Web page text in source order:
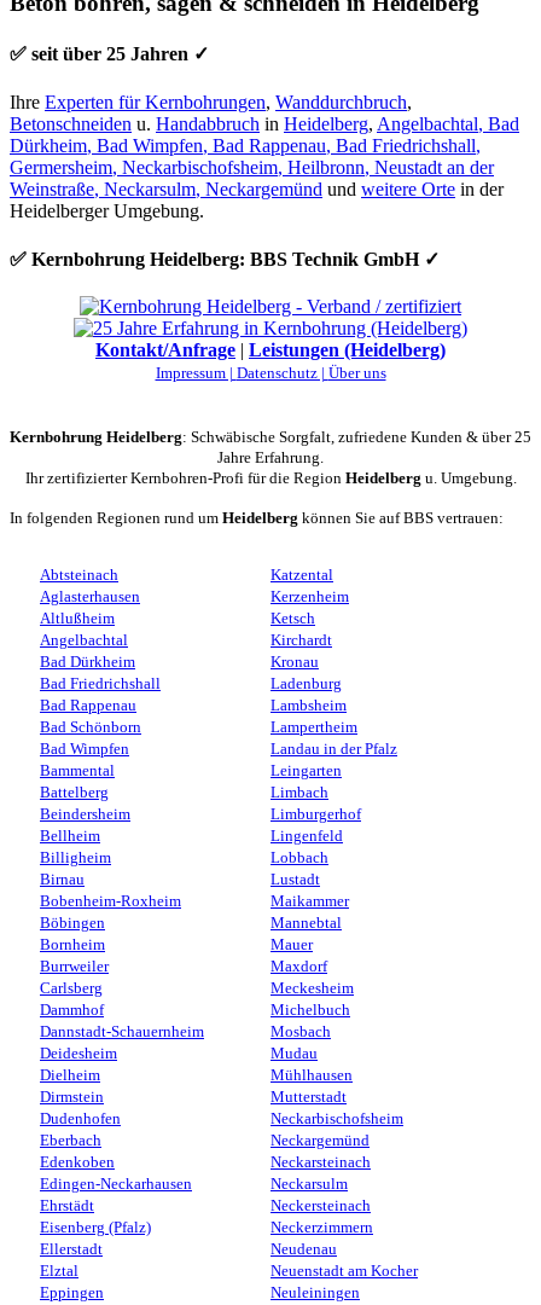
✅ seit über 25 Jahren ✓
Ihre Experten für Kernbohrungen, Wanddurchbruch,
Betonschneiden u. Handabbruch in Heidelberg, Angelbachtal, Bad
Dürkheim, Bad Wimpfen, Bad Rappenau, Bad Friedrichshall,
Germersheim, Neckarbischofsheim, Heilbronn, Neustadt an der
Weinstraße, Neckarsulm, Neckargemünd und weitere Orte in der
Heidelberger Umgebung.
✅ Kernbohrung Heidelberg: BBS Technik GmbH ✓
Kontakt/Anfrage | Leistungen (Heidelberg)
Impressum | Datenschutz | Über uns
Kernbohrung Heidelberg: Schwäbische Sorgfalt, zufriedene Kunden & über 25
Jahre Erfahrung.
Ihr zertifizierter Kernbohren-Profi für die Region Heidelberg u. Umgebung.
In folgenden Regionen rund um Heidelberg können Sie auf BBS vertrauen:
Abtsteinach
Aglasterhausen
Altlußheim
Angelbachtal
Bad Dürkheim
Bad Friedrichshall
Bad Rappenau
Bad Schönborn
Bad Wimpfen
Bammental
Battelberg
Beindersheim
Bellheim
Billigheim
Birnau
Bobenheim-Roxheim
Böbingen
Bornheim
Burrweiler
Carlsberg
Dammhof
Dannstadt-Schauernheim
Deidesheim
Dielheim
Dirmstein
Dudenhofen
Eberbach
Edenkoben
Edingen-Neckarhausen
Ehrstädt
Eisenberg (Pfalz)
Ellerstadt
Elztal
Eppingen
Katzental
Kerzenheim
Ketsch
Kirchardt
Kronau
Ladenburg
Lambsheim
Lampertheim
Landau in der Pfalz
Leingarten
Limbach
Limburgerhof
Lingenfeld
Lobbach
Lustadt
Maikammer
Mannebtal
Mauer
Maxdorf
Meckesheim
Michelbuch
Mosbach
Mudau
Mühlhausen
Mutterstadt
Neckarbischofsheim
Neckargemünd
Neckarsteinach
Neckarsulm
Neckersteinach
Neckerzimmern
Neudenau
Neuenstadt am Kocher
Neuleiningen